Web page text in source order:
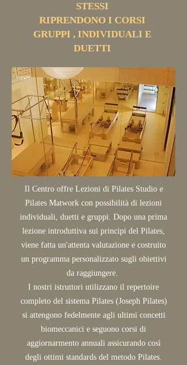
STESSI
RIPRENDONO I CORSI
GRUPPI , INDIVIDUALI E
DUETTI
Il Centro offre Lezioni di Pilates Studio e
Pilates Matwork con possibilità di lezioni
individuali, duetti e gruppi. Dopo una prima
lezione introduttiva sui principi del Pilates,
viene fatta un'attenta valutazione e costruito
un programma personalizzato sugli obiettivi
da raggiungere.
I nostri istruttori utilizzano il repertoire
completo del sistema Pilates (Joseph Pilates)
si attengono fedelmente agli ultimi concetti
biomeccanici e seguono corsi di
aggiornarmento annuali assicurando così
degli ottimi standards del metodo Pilates.